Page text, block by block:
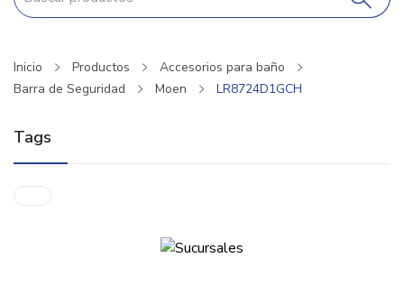
Inicio Productos
Accesorios para baño
Barra de Seguridad
Moen LR8724D1GCH
Tags